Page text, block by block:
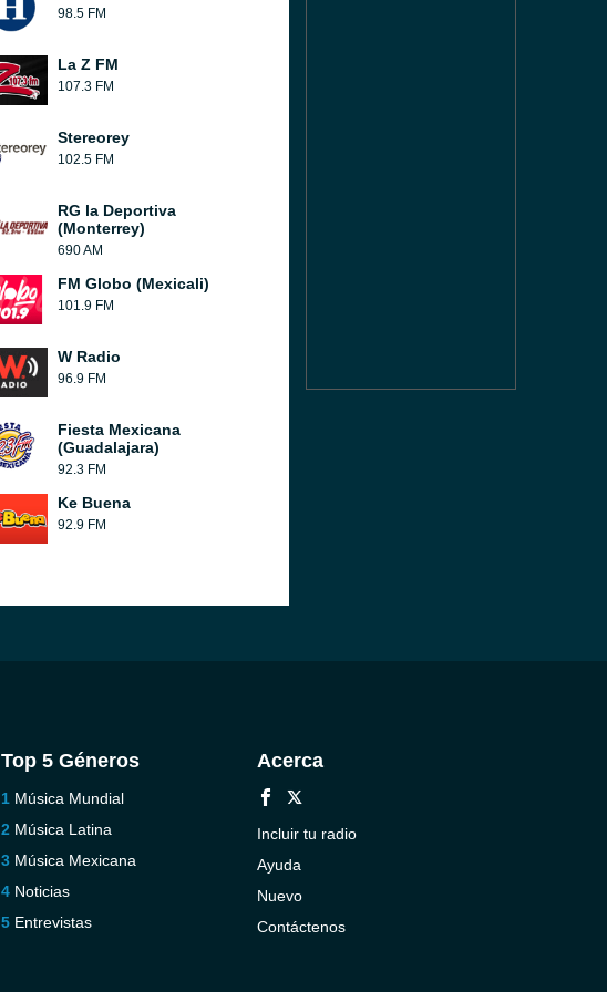
98.5 FM
La Z FM
107.3 FM
Stereorey
102.5 FM
RG la Deportiva
(Monterrey)
690 AM
FM Globo (Mexicali)
101.9 FM
W Radio
96.9 FM
Fiesta Mexicana
(Guadalajara)
92.3 FM
Ke Buena
92.9 FM
Top 5 Géneros
Música Mundial
Música Latina
Música Mexicana
Noticias
Entrevistas
Acerca
Incluir tu radio
Ayuda
Nuevo
Contáctenos